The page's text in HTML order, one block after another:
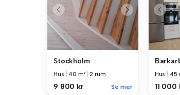
Stockholm
Hus 40 m² |2 rum
9 800 kr Se mer
Hus 45
11 000